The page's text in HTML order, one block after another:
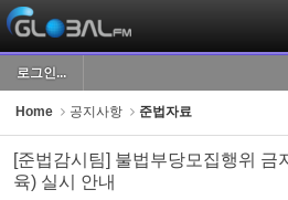
로그인...
Home 공지사항 준법자료
[준법감시팀] 불법부당모집행위 금
육) 실시 안내
Sketchbook5, 스